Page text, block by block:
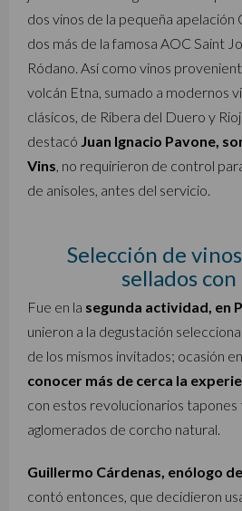
dos vinos de la pequeña apelación
dos más de la famosa AOC Saint
Ródano. Así como vinos
volcán Etna, sumado a modernos
clásicos, de Ribera del Duero y
destacó Juan Ignacio Pavone,
Vins, no requirieron de control
de anisoles, antes del servicio.
Selección de
sellados
Fue en la segunda actividad, en
unieron a la degustación
de los mismos invitados; ocasión
conocer más de cerca la
con estos revolucionarios tapones
aglomerados de corcho natural.
Guillermo Cárdenas, enólogo de
contó entonces, que decidieron